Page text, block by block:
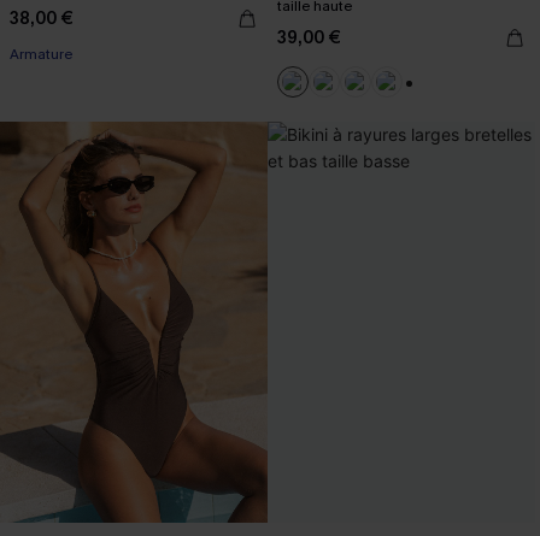
38,00 €
Armature
taille haute
39,00 €